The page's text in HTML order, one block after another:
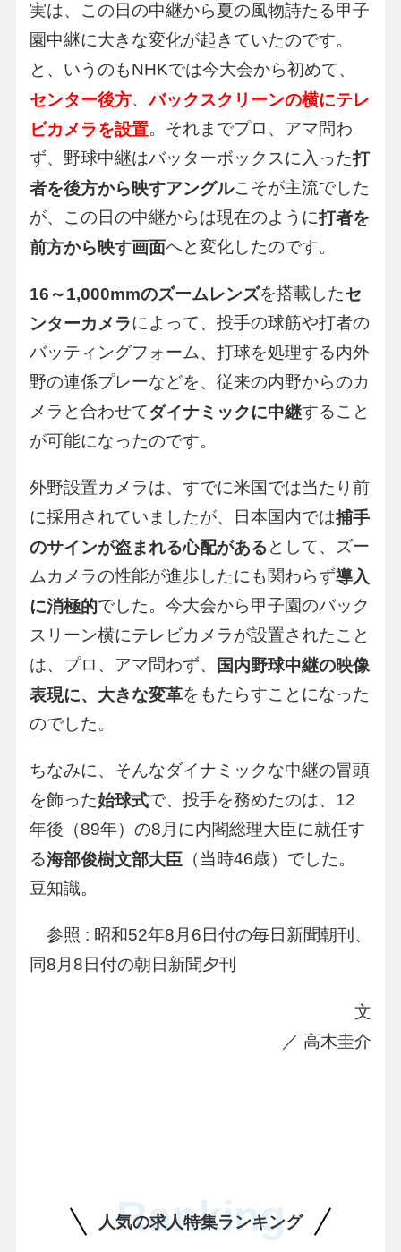
実は、この日の中継から夏の風物詩たる甲子
園中継に大きな変化が起きていたのです。
と、いうのもNHKでは今大会から初めて、
センター後方、 バックスクリーンの横にテレ
ビカメラを設置。それまでプロ、アマ問わ
ず、野球中継はバッターボックスに入った打
者を後方から映すアングルこそが主流でした
が、この日の中継からは現在のように打者を
前方から映す画面へと変化したのです。
16～1,000mmのズームレンズを搭載したセ
ンターカメラによって、投手の球筋や打者の
バッティングフォーム、打球を処理する内外
野の連係プレーなどを、従来の内野からのカ
メラと合わせてダイナミックに中継すること
が可能になったのです。
外野設置カメラは、すでに米国では当たり前
に採用されていましたが、日本国内では捕手
のサインが盗まれる心配があるとして、ズー
ムカメラの性能が進歩したにも関わらず導入
に消極的でした。今大会から甲子園のバック
スリーン横にテレビカメラが設置されたこと
は、プロ、アマ問わず、
国内野球中継の映像
表現に、大きな変革をもたらすことになった
のでした。
ちなみに、そんなダイナミックな中継の冒頭
を飾った始球式で、投手を務めたのは、12
年後（89年）の8月に内閣総理大臣に就任す
る海部俊樹文部大臣（当時46歳）でした。
豆知識。
参照 : 昭和52年8月6日付の毎日新聞朝刊、
同8月8日付の朝日新聞夕刊
文
／ 高木圭介
人気の求人特集ランキング
Ranking